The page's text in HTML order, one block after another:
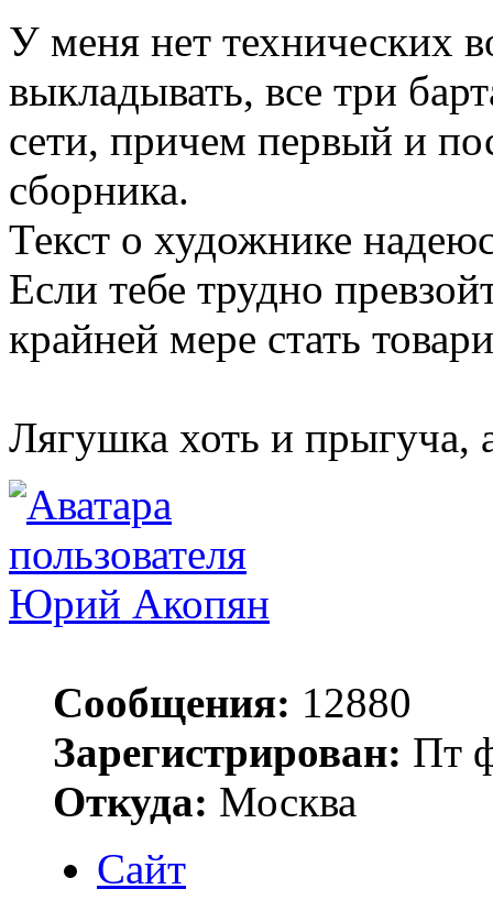
У меня нет технических
выкладывать, все три
сети, причем первый и
сборника.
Текст о художнике
Если тебе трудно
крайней мере стать
Лягушка хоть и прыгуча,
Юрий Акопян
Сообщения: 12880
Зарегистрирован: Пт
Откуда: Москва
Сайт